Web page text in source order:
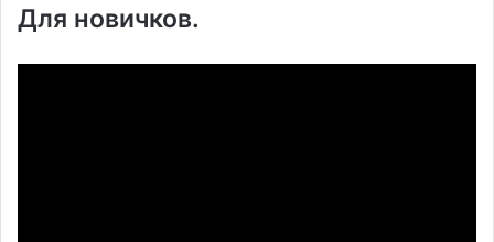
Для новичков.